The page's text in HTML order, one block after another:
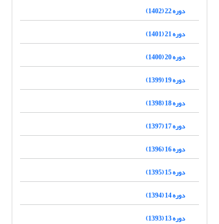
دوره 22 (1402)
دوره 21 (1401)
دوره 20 (1400)
دوره 19 (1399)
دوره 18 (1398)
دوره 17 (1397)
دوره 16 (1396)
دوره 15 (1395)
دوره 14 (1394)
دوره 13 (1393)